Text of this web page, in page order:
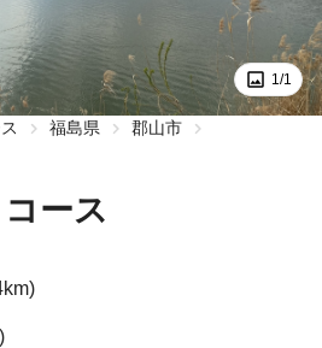
1/1
福島県
郡山市
ース